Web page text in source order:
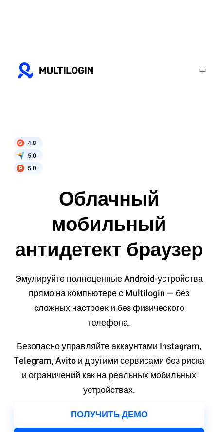
4.8
5.0
5.0
Облачный
мобильный
антидетект браузер
Эмулируйте полноценные Android-устройства
прямо на компьютере с Multilogin — без
сложных настроек и без физического
телефона.
Безопасно управляйте аккаунтами Instagram,
Telegram, Avito и другими сервисами без риска
и ограничений как на реальных мобильных
устройствах.
ПОЛУЧИТЬ ДЕМО